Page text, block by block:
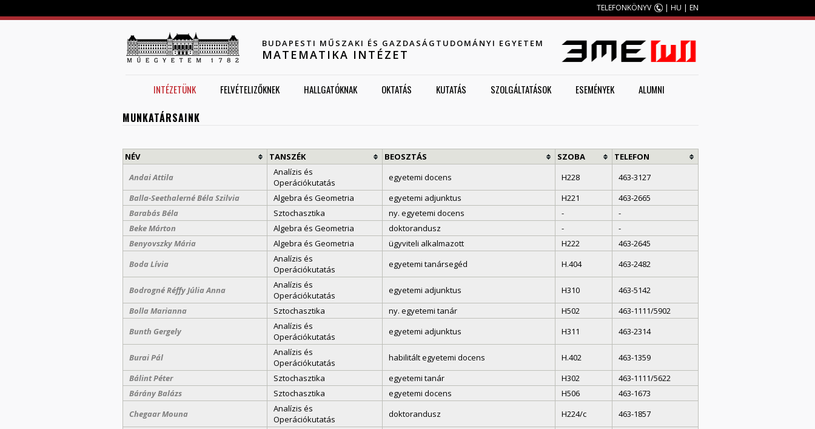
TELEFONKÖNYV | HU | EN
BUDAPESTI MŰSZAKI ÉS GAZDASÁGTUDOMÁNYI EGYETEM
MATEMATIKA INTÉZET
INTÉZETÜNK FELVÉTELIZŐKNEK HALLGATÓKNAK OKTATÁS KUTATÁS SZOLGÁLTATÁSOK ESEMÉNYEK ALUMNI
MUNKATÁRSAINK
NÉV TANSZÉK BEOSZTÁS SZOBA
TELEFON
Andai Attila
Analízis és
Operációkutatás
egyetemi docens H228
463-3127
Balla-Seethalerné Béla Szilvia
Algebra és Geometria egyetemi adjunktus H221
463-2665
Barabás Béla
Sztochasztika ny. egyetemi docens -
-
Beke Márton
Algebra és Geometria doktorandusz -
-
Benyovszky Mária
Algebra és Geometria ügyviteli alkalmazott H222
463-⁠⁠2645
Boda Lívia
Analízis és
Operációkutatás
egyetemi tanársegéd H.404 463-2482
Bodrogné Réffy Júlia Anna
Analízis és
Operációkutatás
egyetemi adjunktus H310
463-5142
Bolla Marianna
Sztochasztika ny. egyetemi tanár H502
463-1111/5902
Bunth Gergely
Analízis és
Operációkutatás
egyetemi adjunktus H311 463-2314
Burai Pál
Analízis és
Operációkutatás
habilitált egyetemi docens H.402
463-1359
Bálint Péter
Sztochasztika egyetemi tanár H302
463-1111/5622
Bárány Balázs
Sztochasztika egyetemi docens H506
463-1673
Chegaar Mouna
Analízis és
Operációkutatás
doktorandusz H224/c
463-1857